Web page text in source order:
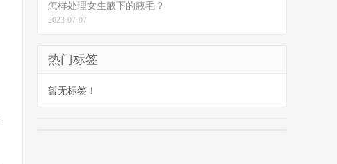
怎样处理女生腋下的腋毛？
2023-07-07
热门标签
暂无标签！